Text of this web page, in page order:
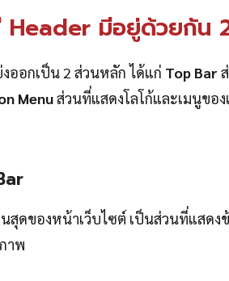
มีอยู่ด้วยกัน
ออกเป็น 2 ส่วนหลัก ได้แก่ Top Bar
Menuส่วนที่แสดงโลโก้และเมนูขอ
ดของหน้าเว็บไซต์ เป็นส่วนที่แสดง
าพ